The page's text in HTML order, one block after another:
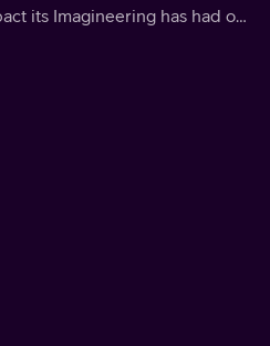
its Imagineering has had on